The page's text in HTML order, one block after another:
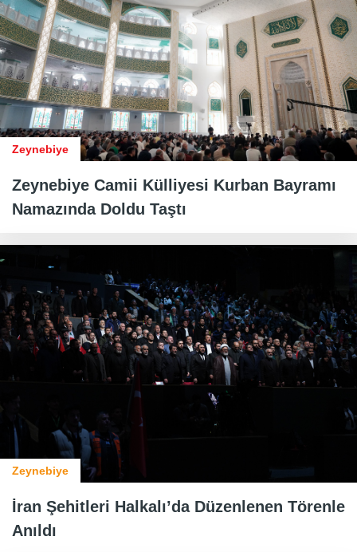
Zeynebiye
Zeynebiye Camii Külliyesi Kurban Bayramı
Namazında Doldu Taştı
Zeynebiye
İran Şehitleri Halkalı’da Düzenlenen Törenle
Anıldı